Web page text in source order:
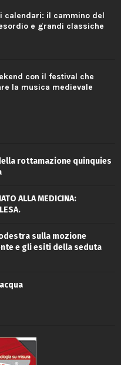
calendari: il cammino del
e grandi classiche
con il festival che
la musica medievale
rottamazione quinquies
ALLA MEDICINA:
sulla mozione
e gli esiti della seduta